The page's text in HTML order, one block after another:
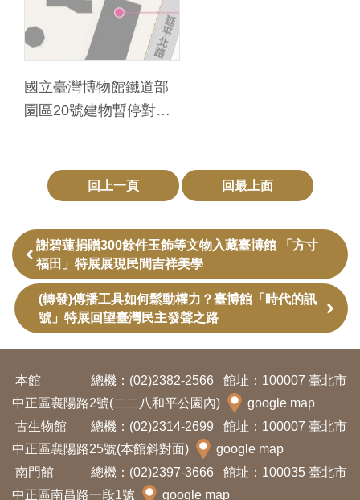
務
政
府
隱
私
權
與
安
全
宣
告
國立臺灣博物館鐵道部
園區20號建物暫停對外
回上一頁 回最上面
謝碧蓮捐贈300餘件玉飾等文物入藏臺博館 「方寸
福田」特展展現民間吉祥美學
(轉發)傳播工具如何鬆動權力？臺博館「時代的訊
號」特展回望臺灣民主發聲之路
本館 總機：(02)2382-2566
館址：100007 臺北市
中正區襄陽路2號(二二八和平公園內)
google map
古生物館
總機：(02)2314-2699
館址：100007 臺北市
中正區襄陽路25號(本館斜對面)
google map
南門館
總機：(02)2397-3666
館址：100035 臺北市
中正區南昌路一段1號
google map